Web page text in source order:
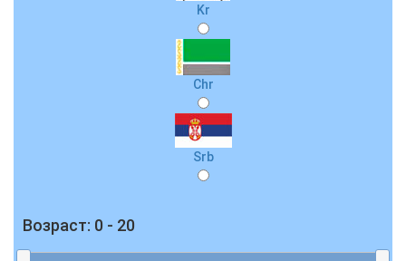
Kr
Chr
Srb
Возраст: 0 - 20